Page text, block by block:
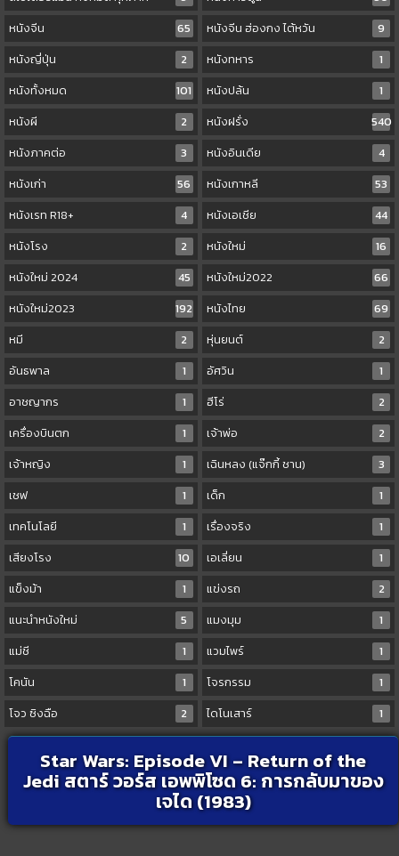
หนังจีน
65 หนังจีน ฮ่องกง ไต้หวัน
9
หนังญี่ปุ่น
2 หนังทหาร
1
หนังทั้งหมด
101 หนังปล้น
1
หนังผี
2 หนังฝรั่ง
540
หนังภาคต่อ
3 หนังอินเดีย
4
หนังเก่า
56 หนังเกาหลี
53
หนังเรท R18+
4 หนังเอเชีย
44
หนังโรง
2 หนังใหม่
16
หนังใหม่ 2024
45 หนังใหม่2022
66
หนังใหม่2023
192 หนังไทย
69
หมี
2 หุ่นยนต์
2
อันธพาล
1 อัศวิน
1
อาชญากร
1 ฮีโร่
2
เครื่องบินตก
1 เจ้าพ่อ
2
เจ้าหญิง
1 เฉินหลง (แจ๊กกี้ ชาน)
3
เชฟ
1 เด็ก
1
เทคโนโลยี
1 เรื่องจริง
1
เสียงโรง
10 เอเลี่ยน
1
แข็งม้า
1 แข่งรถ
2
แนะนำหนังใหม่
5 แมงมุม
1
แม่ชี
1 แวมไพร์
1
โคนัน
1 โจรกรรม
1
โจว ซิงฉือ
2 ไดโนเสาร์ 1
Star Wars: Episode VI – Return of the
Jedi สตาร์ วอร์ส เอพพิโซด 6: การกลับมาของ
เจได (1983)